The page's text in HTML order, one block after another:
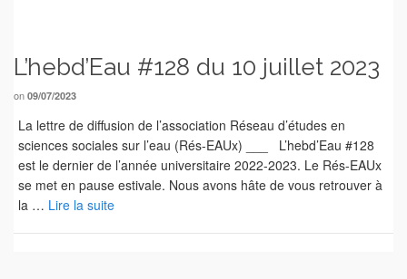
L’hebd’Eau #128 du 10 juillet 2023
on 09/07/2023
La lettre de diffusion de l’association Réseau d’études en
sciences sociales sur l’eau (Rés-EAUx) ___ L’hebd’Eau #128
est le dernier de l’année universitaire 2022-2023. Le Rés-EAUx
se met en pause estivale. Nous avons hâte de vous retrouver à
la … Lire la suite